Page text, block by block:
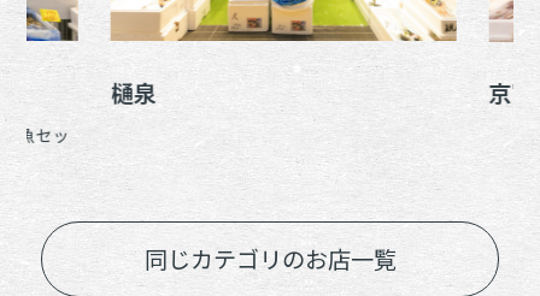
魚セッ
樋泉 京富
同じカテゴリのお店一覧